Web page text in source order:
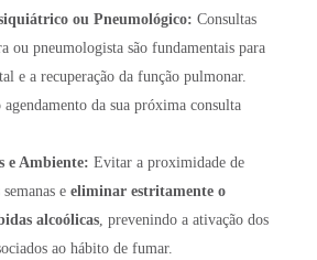
ou Pneumológico: Consultas
ou pneumologista são fundamentais para
e a recuperação da função pulmonar.
da sua próxima consulta
e Ambiente: Evitar a proximidade de
e eliminar estritamente o
alcoólicas , prevenindo a ativação dos
ao hábito de fumar.